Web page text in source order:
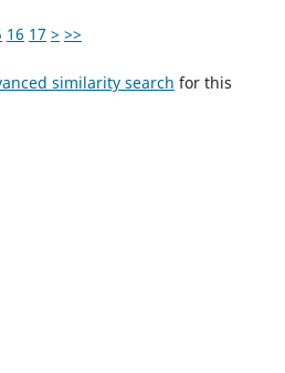
16 17 > >>
similarity search for this